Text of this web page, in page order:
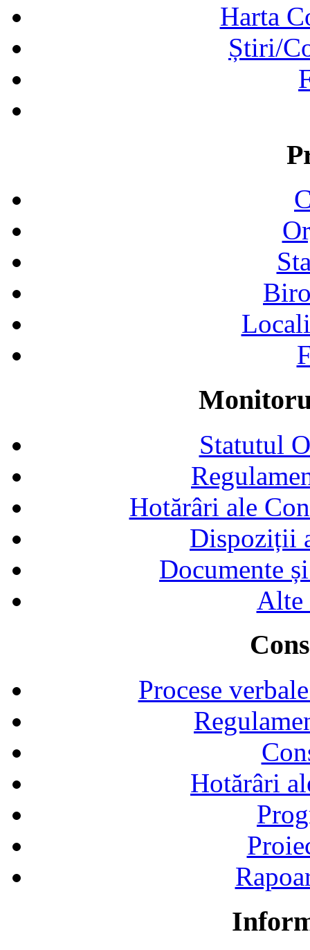
Harta
Știri/
Statutul
Hotărâri ale
Dispoziții
Documente
Alte
Procese
Hotărâri